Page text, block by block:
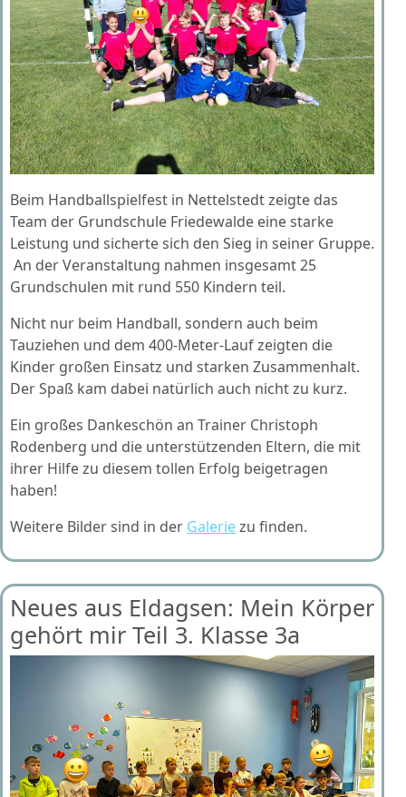
Beim Handballspielfest in Nettelstedt zeigte das
Team der Grundschule Friedewalde eine starke
Leistung und sicherte sich den Sieg in seiner Gruppe.
An der Veranstaltung nahmen insgesamt 25
Grundschulen mit rund 550 Kindern teil.
Nicht nur beim Handball, sondern auch beim
Tauziehen und dem 400-Meter-Lauf zeigten die
Kinder großen Einsatz und starken Zusammenhalt.
Der Spaß kam dabei natürlich auch nicht zu kurz.
Ein großes Dankeschön an Trainer Christoph
Rodenberg und die unterstützenden Eltern, die mit
ihrer Hilfe zu diesem tollen Erfolg beigetragen
haben!
Weitere Bilder sind in der Galeriezu finden.
Neues aus Eldagsen: Mein Körper
gehört mir Teil 3. Klasse 3a